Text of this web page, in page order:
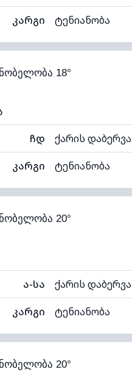
კარგი ტენიანობა
90% (კომფორტული) ღრუბლიანობა
13°C ხილვადობა
18°
ჩდ ქარის დაბერვა
კარგი ტენიანობა
84% (კომფორტული) ღრუბლიანობა
14°C ხილვადობა
20°
ა-სა ქარის დაბერვა
კარგი ტენიანობა
76% (კომფორტული) ღრუბლიანობა
14°C ხილვადობა
20°